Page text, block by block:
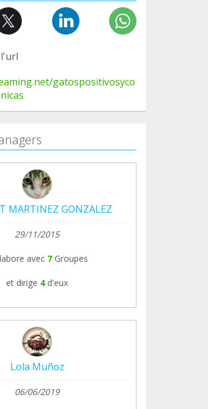
gatospositivosyco
MARTINEZ GONZALEZ
29/11/2015
avec7Groupes
et dirige 4 d'eux
Lola Muñoz
06/06/2019